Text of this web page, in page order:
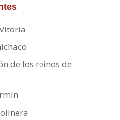
de los reinos de